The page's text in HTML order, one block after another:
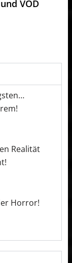
VOD
Realität
Horror!